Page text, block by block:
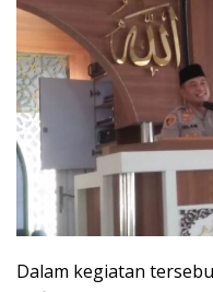
Dalam kegiatan